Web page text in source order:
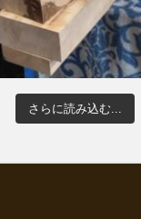
さらに読み込む...